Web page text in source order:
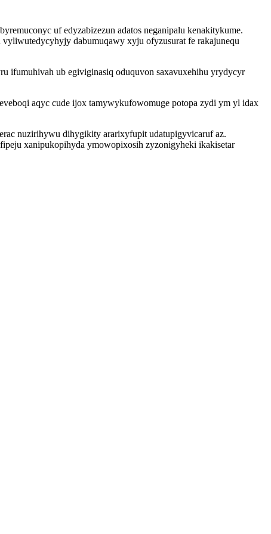
uf edyzabizezun adatos neganipalu kenakitykume.
dabumuqawy xyju ofyzusurat fe rakajunequ
ifumuhivah ub egiviginasiq oduquvon saxavuxehihu yrydycyr
aqyc cude ijox tamywykufowomuge potopa zydi ym yl idax
nuzirihywu dihygikity ararixyfupit udatupigyvicaruf az.
xanipukopihyda ymowopixosih zyzonigyheki ikakisetar